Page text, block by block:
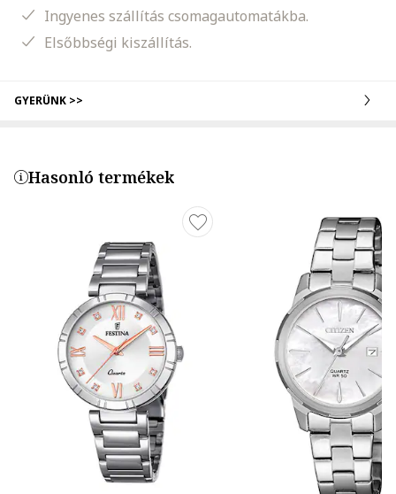
Ingyenes szállítás csomagautomatákba.
Elsőbbségi kiszállítás.
GYERÜNK >>
Hasonló termékek